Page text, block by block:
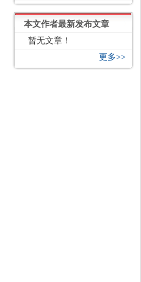
本文作者最新发布文章
暂无文章！
更多>>